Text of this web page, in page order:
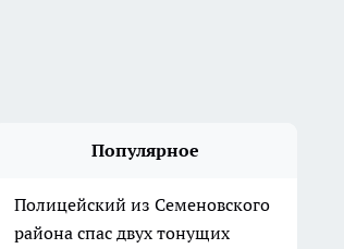
Популярное
Полицейский из Семеновского
района спас двух тонущих